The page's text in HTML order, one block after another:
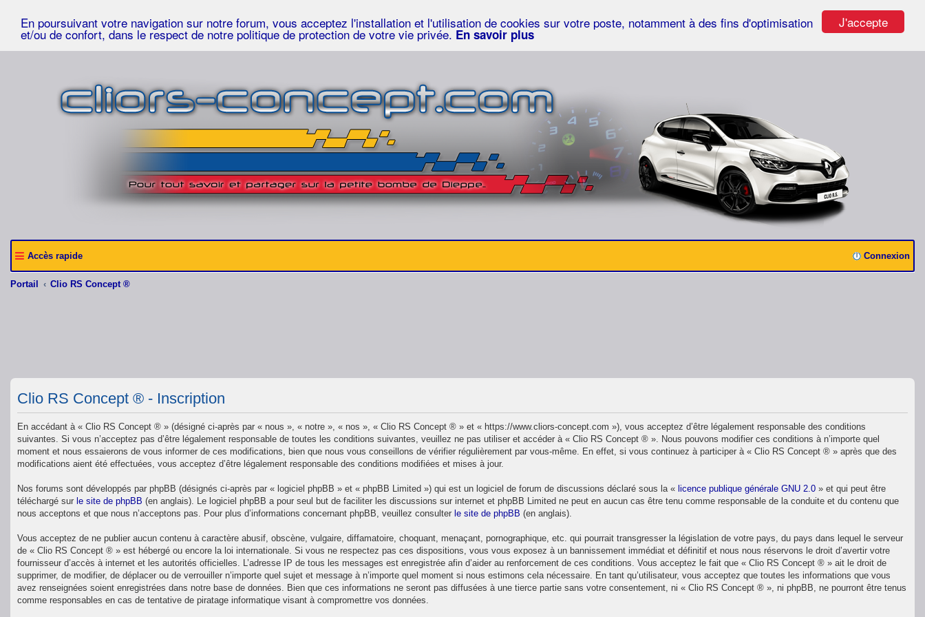
J'accepte
En poursuivant votre navigation sur notre forum, vous acceptez l'installation et l'utilisation de cookies sur votre poste, notamment à des fins d'optimisation
et/ou de confort, dans le respect de notre politique de protection de votre vie privée. En savoir plus
Accès rapide Connexion
Portail Clio RS Concept ®
Clio RS Concept ® - Inscription
En accédant à « Clio RS Concept ® » (désigné ci-après par « nous », « notre », « nos », « Clio RS Concept ® » et « https://www.cliors-concept.com »), vous acceptez d’être légalement responsable des conditions
suivantes. Si vous n’acceptez pas d’être légalement responsable de toutes les conditions suivantes, veuillez ne pas utiliser et accéder à « Clio RS Concept ® ». Nous pouvons modifier ces conditions à n’importe quel
moment et nous essaierons de vous informer de ces modifications, bien que nous vous conseillons de vérifier régulièrement par vous-même. En effet, si vous continuez à participer à « Clio RS Concept ® » après que des
modifications aient été effectuées, vous acceptez d’être légalement responsable des conditions modifiées et mises à jour.
Nos forums sont développés par phpBB (désignés ci-après par « logiciel phpBB » et « phpBB Limited ») qui est un logiciel de forum de discussions déclaré sous la « licence publique générale GNU 2.0 » et qui peut être
téléchargé sur le site de phpBB (en anglais). Le logiciel phpBB a pour seul but de faciliter les discussions sur internet et phpBB Limited ne peut en aucun cas être tenu comme responsable de la conduite et du contenu que
nous acceptons et que nous n’acceptons pas. Pour plus d’informations concernant phpBB, veuillez consulter le site de phpBB (en anglais).
Vous acceptez de ne publier aucun contenu à caractère abusif, obscène, vulgaire, diffamatoire, choquant, menaçant, pornographique, etc. qui pourrait transgresser la législation de votre pays, du pays dans lequel le serveur
de « Clio RS Concept ® » est hébergé ou encore la loi internationale. Si vous ne respectez pas ces dispositions, vous vous exposez à un bannissement immédiat et définitif et nous nous réservons le droit d’avertir votre
fournisseur d’accès à internet et les autorités officielles. L’adresse IP de tous les messages est enregistrée afin d’aider au renforcement de ces conditions. Vous acceptez le fait que « Clio RS Concept ® » ait le droit de
supprimer, de modifier, de déplacer ou de verrouiller n’importe quel sujet et message à n’importe quel moment si nous estimons cela nécessaire. En tant qu’utilisateur, vous acceptez que toutes les informations que vous
avez renseignées soient enregistrées dans notre base de données. Bien que ces informations ne seront pas diffusées à une tierce partie sans votre consentement, ni « Clio RS Concept ® », ni phpBB, ne pourront être tenus
comme responsables en cas de tentative de piratage informatique visant à compromettre vos données.